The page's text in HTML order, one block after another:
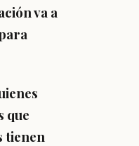
va a
que
tienen